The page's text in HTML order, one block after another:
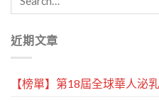
近期文章
【榜單】第18屆全球華人泌